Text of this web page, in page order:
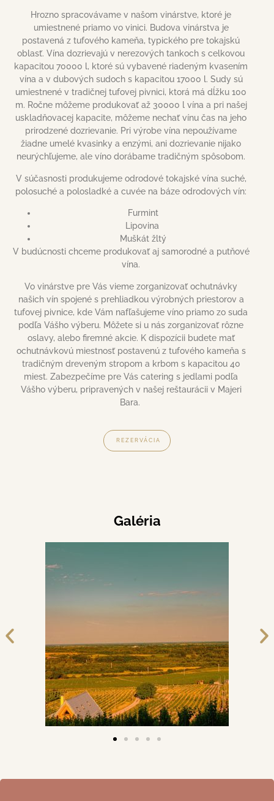
Hrozno spracovávame v našom vinárstve, ktoré je
umiestnené priamo vo vinici. Budova vinárstva je
postavená z tufového kameňa, typického pre tokajskú
oblasť. Vína dozrievajú v nerezových tankoch s celkovou
kapacitou 70000 l, ktoré sú vybavené riadeným kvasením
vína a v dubových sudoch s kapacitou 17000 l. Sudy sú
umiestnené v tradičnej tufovej pivnici, ktorá má dĺžku 100
m. Ročne môžeme produkovať až 30000 l vína a pri našej
uskladňovacej kapacite, môžeme nechať vínu čas na jeho
prirodzené dozrievanie. Pri výrobe vína nepoužívame
žiadne umelé kvasinky a enzými, ani dozrievanie nijako
neurýchľujeme, ale víno dorábame tradičným spôsobom.
V súčasnosti produkujeme odrodové tokajské vína suché,
polosuché a polosladké a cuvée na báze odrodových vín:
Furmint
Lipovina
Muškát žltý
V budúcnosti chceme produkovať aj samorodné a putňové
vína.
Vo vinárstve pre Vás vieme zorganizovať ochutnávky
našich vín spojené s prehliadkou výrobných priestorov a
tufovej pivnice, kde Vám nafľašujeme víno priamo zo suda
podľa Vášho výberu. Môžete si u nás zorganizovať rôzne
oslavy, alebo firemné akcie. K dispozícii budete mať
ochutnávkovú miestnosť postavenú z tufového kameňa s
tradičným dreveným stropom a krbom s kapacitou 40
miest. Zabezpečíme pre Vás catering s jedlami podľa
Vášho výberu, pripravených v našej reštaurácii v Majeri
Bara.
REZERVÁCIA
Galéria